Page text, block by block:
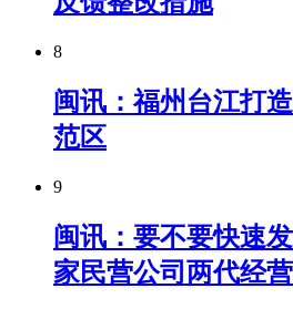
8
闽讯：​福州台江打
范区
9
闽讯：要不要快速
家民营公司两代经